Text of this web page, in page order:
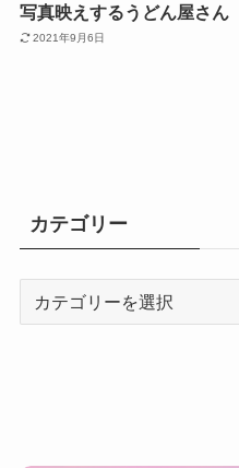
写真映えするうどん屋さん
2021年9月6日
カテゴリー